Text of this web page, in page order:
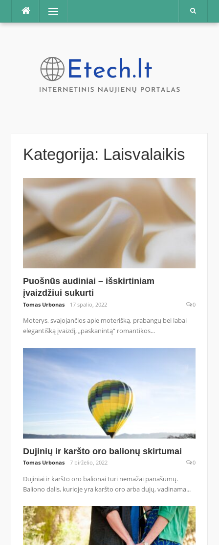
Praleisti
Meniu
Kategorija: Laisvalaikis
Puošnūs audiniai – išskirtiniam
įvaizdžiui sukurti
Tomas Urbonas 17 spalio, 2022 0
Moterys, svajojančios apie moterišką, prabangų bei labai
elegantišką įvaizdį, „paskanintą“ romantikos...
Dujinių ir karšto oro balionų skirtumai
Tomas Urbonas 7 birželio, 2022 0
Dujiniai ir karšto oro balionai turi nemažai panašumų.
Baliono dalis, kurioje yra karšto oro arba dujų, vadinama...